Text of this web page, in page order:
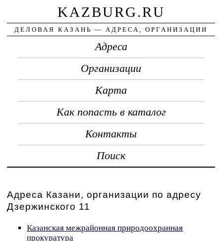
KAZBURG.RU
ДЕЛОВАЯ КАЗАНЬ — АДРЕСА, ОРГАНИЗАЦИИ
Адреса
Организации
Карта
Как попасть в каталог
Контакты
Поиск
Адреса Казани, организации по адресу
Дзержинского 11
Казанская межрайонная природоохранная
прокуратура